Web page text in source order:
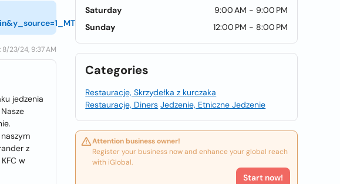
23/24, 9:37 AM
jedzenia
z
w
Saturday
9:00 AM - 9:00 PM
Sunday
12:00 PM - 8:00 PM
Categories
Restauracje, Skrzydełka z kurczaka
Restauracje, Diners Jedzenie, Etniczne Jedzenie
Attention business owner!
Register your business now and enhance your global reach
with iGlobal.
Start now!